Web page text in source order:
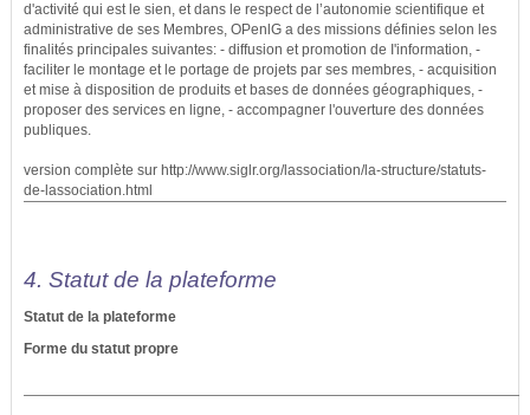
d'activité qui est le sien, et dans le respect de l’autonomie scientifique et
administrative de ses Membres, OPenlG a des missions définies selon les
finalités principales suivantes: - diffusion et promotion de I'information, -
faciliter le montage et le portage de projets par ses membres, - acquisition
et mise à disposition de produits et bases de données géographiques, -
proposer des services en ligne, - accompagner l'ouverture des données
publiques.
version complète sur http://www.siglr.org/lassociation/la-structure/statuts-
de-lassociation.html
4. Statut de la plateforme
Statut de la plateforme
Forme du statut propre